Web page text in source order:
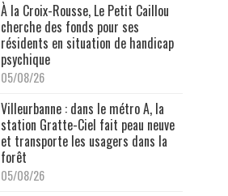
À la Croix-Rousse, Le Petit Caillou
cherche des fonds pour ses
résidents en situation de handicap
psychique
05/08/26
Villeurbanne : dans le métro A, la
station Gratte-Ciel fait peau neuve
et transporte les usagers dans la
forêt
05/08/26